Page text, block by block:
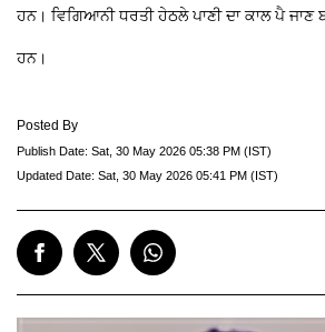
ਹਨ। ਵਿਗਿਆਨੀ ਧਰਤੀ ਹੇਠਲੇ ਪਾਣੀ ਦਾ ਕਾਲ ਪੈ ਜਾਣ
ਹਨ।
Posted By
Publish Date: Sat, 30 May 2026 05:38 PM (IST)
Updated Date: Sat, 30 May 2026 05:41 PM (IST)